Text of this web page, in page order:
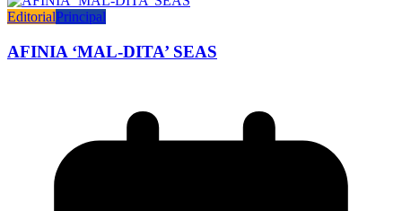
EditorialPrincipal
AFINIA ‘MAL-DITA’ SEAS